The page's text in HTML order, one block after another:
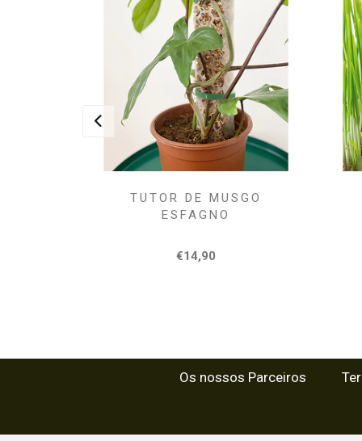
TUTOR DE MUSGO
ESFAGNO
€14,90
Os nossos Parceiros